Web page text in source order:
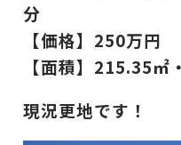
分
【価格】250万円
【面積】215.35㎡
現況更地です！